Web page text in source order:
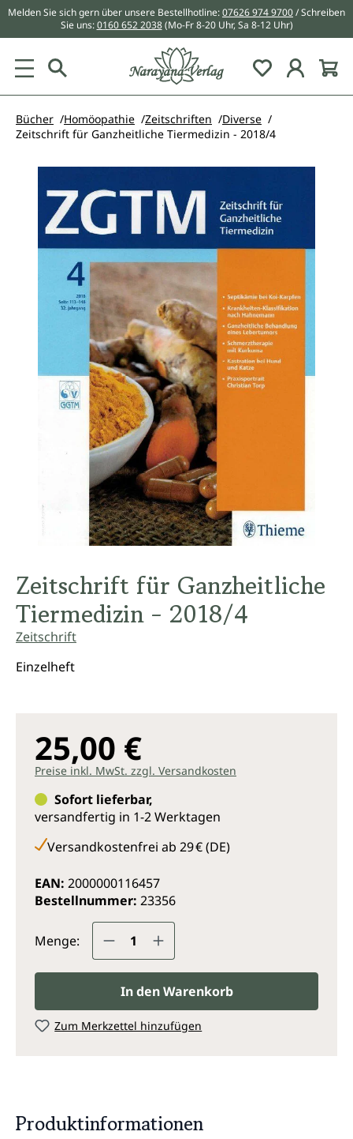
springen
Melden Sie sich gern über unsere Bestellhotline:07626 974 9700/ Schreiben
Sie uns:0160 652 2038 (Mo-Fr 8-20 Uhr, Sa 8-12 Uhr)
Du hast 0
Bücher Homöopathie Zeitschriften
Diverse
Zeitschrift für Ganzheitliche Tiermedizin - 2018/4
Zeitschrift für Ganzheitliche
Tiermedizin - 2018/4
Zeitschrift
Einzelheft
25,00 €
Preise inkl. MwSt. zzgl. Versandkosten
Sofort lieferbar,
versandfertig in 1-2 Werktagen
Versandkostenfrei ab 29 € (DE)
EAN: 2000000116457
Bestellnummer: 23356
Menge: Produkt Anzahl: Gib den
In den Warenkorb
Zum Merkzettel hinzufügen
Produktinformationen